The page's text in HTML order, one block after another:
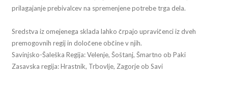
prilagajanje prebivalcev na spremenjene potrebe trga dela.
Sredstva iz omejenega sklada lahko črpajo upravičenci iz dveh
premogovnih regij in določene občine v njih.
Savinjsko-Šaleška Regija: Velenje, Šoštanj, Šmartno ob Paki
Zasavska regija: Hrastnik, Trbovlje, Zagorje ob Savi